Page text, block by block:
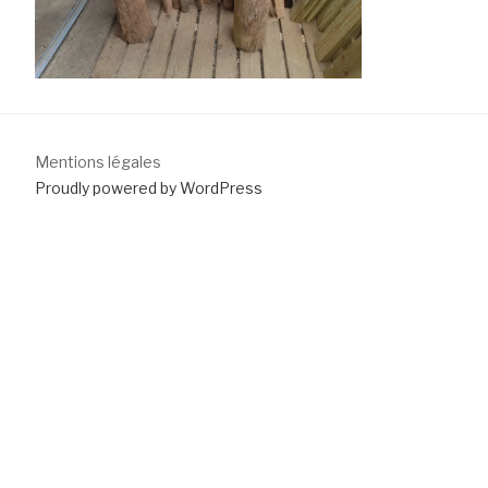
Mentions légales
Proudly powered by WordPress